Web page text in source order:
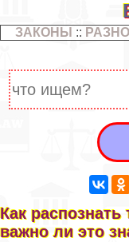
ЗАКОНЫ ::
Как
важно ли это